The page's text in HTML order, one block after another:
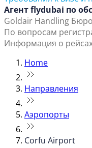
Агент flydubai по
Goldair Handling
По вопросам
Информация о
Home
Направления
Аэропорты
Corfu Airport